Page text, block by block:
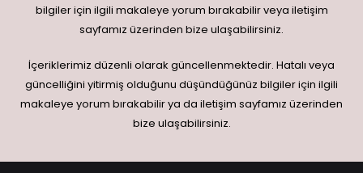
bilgiler için ilgili makaleye yorum bırakabilir veya iletişim
sayfamız üzerinden bize ulaşabilirsiniz.
İçeriklerimiz düzenli olarak güncellenmektedir. Hatalı veya
güncelliğini yitirmiş olduğunu düşündüğünüz bilgiler için ilgili
makaleye yorum bırakabilir ya da iletişim sayfamız üzerinden
bize ulaşabilirsiniz.